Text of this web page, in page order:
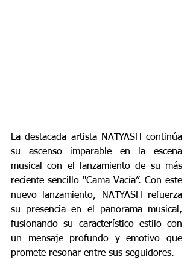
La destacada artista NATYASH continúa
su ascenso imparable en la escena
musical con el lanzamiento de su más
reciente sencillo "Cama Vacía”. Con este
nuevo lanzamiento, NATYASH refuerza
su presencia en el panorama musical,
fusionando su característico estilo con
un mensaje profundo y emotivo que
promete resonar entre sus seguidores.